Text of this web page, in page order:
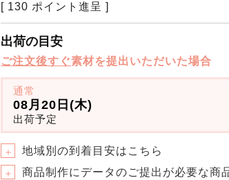
[ 130 ポイント進呈 ]
出荷の目安
ご注文後すぐ素材を提出いただいた場合
通常
08月20日(木)
出荷予定
＋ 地域別の到着目安はこちら
＋
商品制作にデータのご提出が必要な商